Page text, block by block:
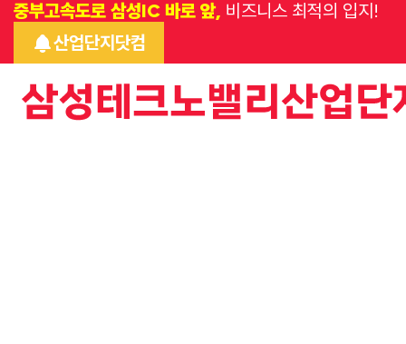
중부고속도로 삼성IC 바로 앞, 비즈니스 최적의 입지!
산업단지닷컴